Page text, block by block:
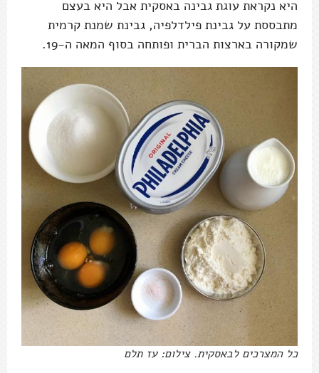
היא נקראת עוגת גבינה באסקית אבל היא בעצם
מתבססת על גבינת פילדלפיה, גבינת שמנת קרמית
שמקורה בארצות הברית ופותחה בסוף המאה ה-19.
כל המצרכים לבאסקית. צילום: עז תלם